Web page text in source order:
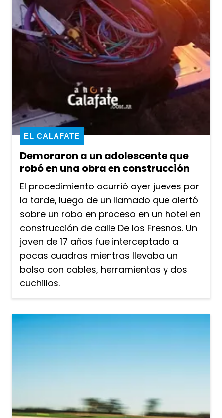
Demoraron a un adolescente que
robó en una obra en construcción
EL CALAFATE
El procedimiento ocurrió ayer jueves por
la tarde, luego de un llamado que alertó
sobre un robo en proceso en un hotel en
construcción de calle De los Fresnos. Un
joven de 17 años fue interceptado a
pocas cuadras mientras llevaba un
bolso con cables, herramientas y dos
cuchillos.